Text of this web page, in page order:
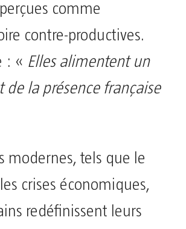
comme
contre-productives.
: « Elles alimentent un
de la présence française
modernes, tels que le
crises économiques,
redéfinissent leurs